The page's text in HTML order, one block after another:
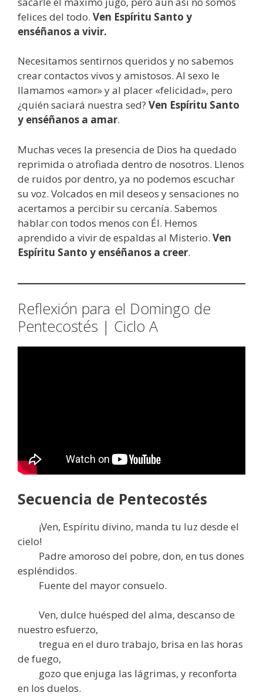
felices del todo. Ven Espíritu Santo y
enséñanos a vivir.
Necesitamos sentirnos queridos y no sabemos
crear contactos vivos y amistosos. Al sexo le
llamamos «amor» y al placer «felicidad», pero
¿quién saciará nuestra sed? Ven Espíritu Santo
y enséñanos a amar.
Muchas veces la presencia de Dios ha quedado
reprimida o atrofiada dentro de nosotros. Llenos
de ruidos por dentro, ya no podemos escuchar
su voz. Volcados en mil deseos y sensaciones no
acertamos a percibir su cercanía. Sabemos
hablar con todos menos con Él. Hemos
aprendido a vivir de espaldas al Misterio. Ven
Espíritu Santo y enséñanos a creer.
Reflexión para el Domingo de
Pentecostés | Ciclo A
Secuencia de Pentecostés
¡Ven, Espíritu divino, manda tu luz desde el
cielo!
Padre amoroso del pobre, don, en tus dones
espléndidos.
Fuente del mayor consuelo.
Ven, dulce huésped del alma, descanso de
nuestro esfuerzo,
tregua en el duro trabajo, brisa en las horas
de fuego,
gozo que enjuga las lágrimas, y reconforta
en los duelos.